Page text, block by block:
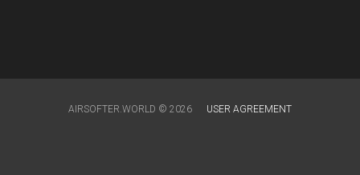
AIRSOFTER.WORLD © 2026 USER AGREEMENT